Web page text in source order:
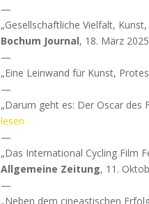
—
„Gesellschaftliche Vielfalt,
Bochum Journal, 18. März
—
„Eine Leinwand für Kunst,
—
„Darum geht es: Der Oscar des
lesen
—
„Das International Cycling Film
Allgemeine Zeitung, 11.
—
„Neben dem cineastischen